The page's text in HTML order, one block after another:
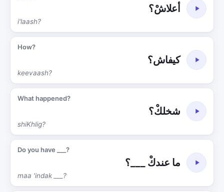
أعلاشْ؟
i'laash?
How?
كيفاش؟
keevaash?
What happened?
شخلكْ؟
shiKhlig?
Do you have ___?
ما عندكْ ___؟
maa 'indak ___?